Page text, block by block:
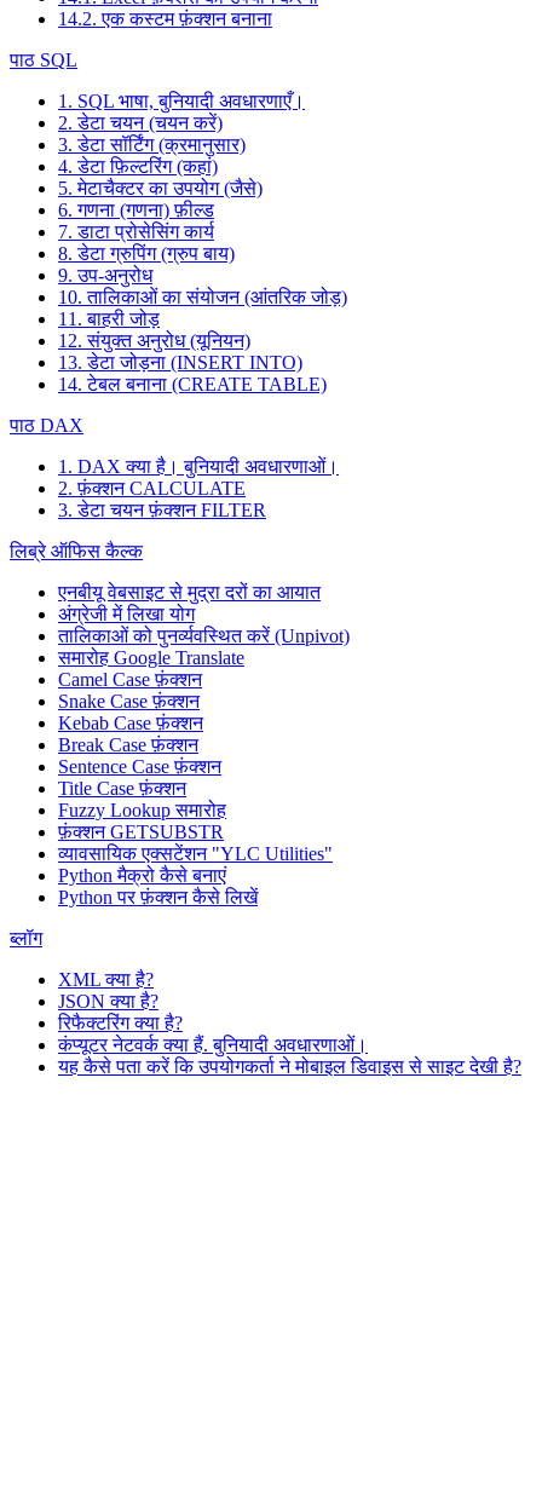
14.2. एक कस्टम फ़ंक्शन बनाना
पाठ SQL
1. SQL भाषा, बुनियादी अवधारणाएँ।
2. डेटा चयन (चयन करें)
3. डेटा सॉर्टिंग (क्रमानुसार)
4. डेटा फ़िल्टरिंग (कहां)
5. मेटाचैक्टर का उपयोग (जैसे)
6. गणना (गणना) फ़ील्ड
7. डाटा प्रोसेसिंग कार्य
8. डेटा ग्रुपिंग (ग्रुप बाय)
9. उप-अनुरोध
10. तालिकाओं का संयोजन (आंतरिक जोड़)
11. बाहरी जोड़
12. संयुक्त अनुरोध (यूनियन)
13. डेटा जोड़ना (INSERT INTO)
14. टेबल बनाना (CREATE TABLE)
पाठ DAX
1. DAX क्या है। बुनियादी अवधारणाओं।
2. फ़ंक्शन CALCULATE
3. डेटा चयन फ़ंक्शन FILTER
लिब्रे ऑफिस कैल्क
एनबीयू वेबसाइट से मुद्रा दरों का आयात
अंग्रेजी में लिखा योग
तालिकाओं को पुनर्व्यवस्थित करें (Unpivot)
समारोह Google Translate
Camel Case फ़ंक्शन
Snake Case फ़ंक्शन
Kebab Case फ़ंक्शन
Break Case फ़ंक्शन
Sentence Case फ़ंक्शन
Title Case फ़ंक्शन
Fuzzy Lookupसमारोह
फ़ंक्शन GETSUBSTR
व्यावसायिक एक्सटेंशन "YLC Utilities"
Python मैक्रो कैसे बनाएं
Python पर फ़ंक्शन कैसे लिखें
ब्लॉग
XML क्या है?
JSON क्या है?
रिफैक्टरिंग क्या है?
कंप्यूटर नेटवर्क क्या हैं. बुनियादी अवधारणाओं।
यह कैसे पता करें कि उपयोगकर्ता ने मोबाइल डिवाइस से साइट देखी है?